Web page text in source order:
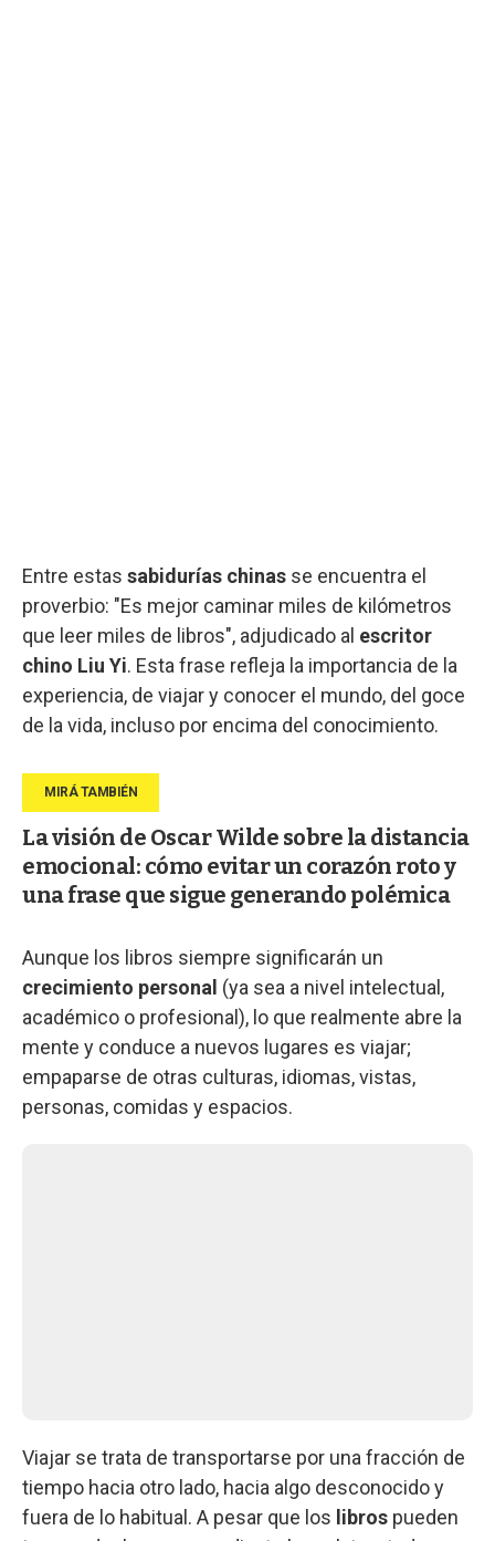
Entre estas sabidurías chinas se encuentra el
proverbio: "Es mejor caminar miles de kilómetros
que leer miles de libros", adjudicado al escritor
chino Liu Yi. Esta frase refleja la importancia de la
experiencia, de viajar y conocer el mundo, del goce
de la vida, incluso por encima del conocimiento.
La visión de Oscar Wilde sobre la distancia
emocional: cómo evitar un corazón roto y
una frase que sigue generando polémica
Aunque los libros siempre significarán un
crecimiento personal (ya sea a nivel intelectual,
académico o profesional), lo que realmente abre la
mente y conduce a nuevos lugares es viajar;
empaparse de otras culturas, idiomas, vistas,
personas, comidas y espacios.
Viajar se trata de transportarse por una fracción de
tiempo hacia otro lado, hacia algo desconocido y
fuera de lo habitual. A pesar que los libros pueden